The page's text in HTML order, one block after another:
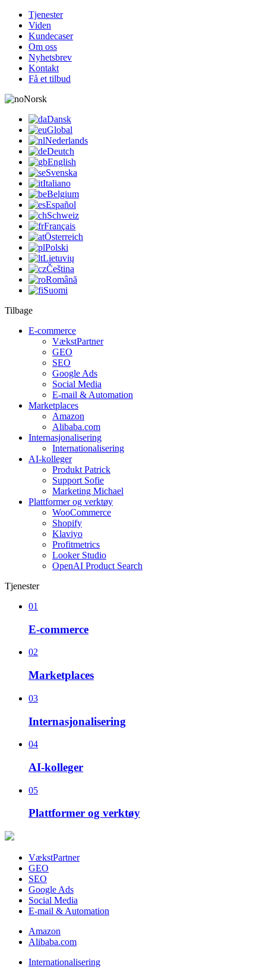
Tjenester
Viden
Kundecaser
Om oss
Nyhetsbrev
Kontakt
Få et tilbud
Norsk
Dansk
Global
Nederlands
Deutch
English
Svenska
Italiano
Belgium
Español
Schweiz
Français
Österreich
Polski
Lietuvių
Čeština
Română
Suomi
Tilbage
E-commerce
VækstPartner
GEO
SEO
Google Ads
Social Media
E-mail & Automation
Marketplaces
Amazon
Alibaba.com
Internasjonalisering
Internationalisering
AI-kolleger
Produkt Patrick
Support Sofie
Marketing Michael
Plattformer og verktøy
WooCommerce
Shopify
Klaviyo
Profitmetrics
Looker Studio
OpenAI Product Search
Tjenester
01
E-commerce
02
Marketplaces
03
Internasjonalisering
04
AI-kolleger
05
Plattformer og verktøy
VækstPartner
GEO
SEO
Google Ads
Social Media
E-mail & Automation
Amazon
Alibaba.com
Internationalisering